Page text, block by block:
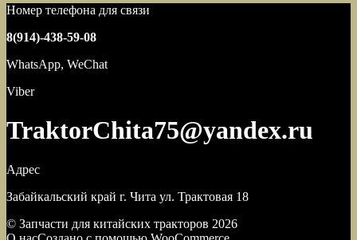
Номер телефона для связи
8(914)-438-59-08
WhatsApp, WeChat
Viber
TraktorChita75@yandex.ru
Адрес
Забайкальский край г. Чита ул. Трактовая 18
© Запчасти для китайских тракторов 2026